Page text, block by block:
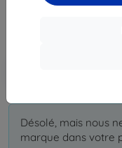
Réduction
Désolé, mais nous
marque dans votre